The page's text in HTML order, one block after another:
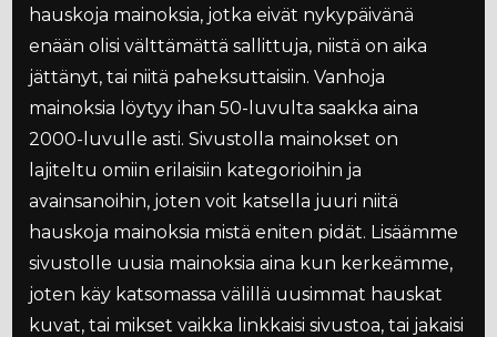
hauskoja mainoksia, jotka eivät nykypäivänä
enään olisi välttämättä sallittuja, niistä on aika
jättänyt, tai niitä paheksuttaisiin. Vanhoja
mainoksia löytyy ihan 50-luvulta saakka aina
2000-luvulle asti. Sivustolla mainokset on
lajiteltu omiin erilaisiin kategorioihin ja
avainsanoihin, joten voit katsella juuri niitä
hauskoja mainoksia mistä eniten pidät. Lisäämme
sivustolle uusia mainoksia aina kun kerkeämme,
joten käy katsomassa välillä uusimmat hauskat
kuvat, tai mikset vaikka linkkaisi sivustoa, tai jakaisi